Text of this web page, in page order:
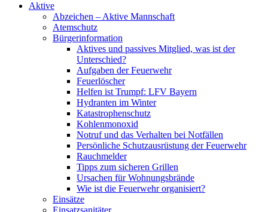
Aktive
Abzeichen – Aktive Mannschaft
Atemschutz
Bürgerinformation
Aktives und passives Mitglied, was ist der
Unterschied?
Aufgaben der Feuerwehr
Feuerlöscher
Helfen ist Trumpf: LFV Bayern
Hydranten im Winter
Katastrophenschutz
Kohlenmonoxid
Notruf und das Verhalten bei Notfällen
Persönliche Schutzausrüstung der Feuerwehr
Rauchmelder
Tipps zum sicheren Grillen
Ursachen für Wohnungsbrände
Wie ist die Feuerwehr organisiert?
Einsätze